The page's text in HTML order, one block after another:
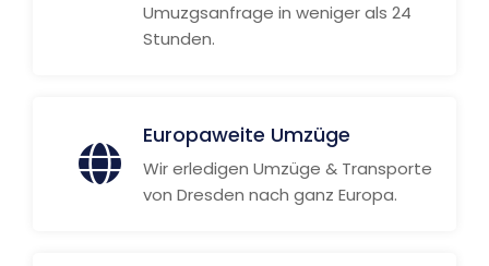
Umuzgsanfrage in weniger als 24
Stunden.
Europaweite Umzüge
Wir erledigen Umzüge & Transporte
von Dresden nach ganz Europa.